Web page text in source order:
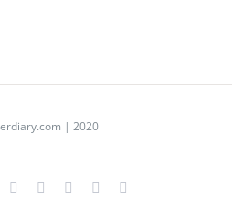
| 2020
InstagramLinkedInPinterestTumblr